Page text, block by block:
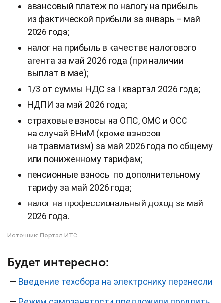
авансовый платеж по налогу на прибыль
из фактической прибыли за январь – май
2026 года;
налог на прибыль в качестве налогового
агента за май 2026 года (при наличии
выплат в мае);
1/3 от суммы НДС за I квартал 2026 года;
НДПИ за май 2026 года;
страховые взносы на ОПС, ОМС и ОСС
на случай ВНиМ (кроме взносов
на травматизм) за май 2026 года по общему
или пониженному тарифам;
пенсионные взносы по дополнительному
тарифу за май 2026 года;
налог на профессиональный доход за май
2026 года.
Источник: Портал ИТС
Будет интересно:
— Введение техсбора на электронику перенесли